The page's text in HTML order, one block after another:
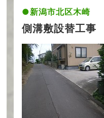
新潟市北区木崎
側溝敷設替工事